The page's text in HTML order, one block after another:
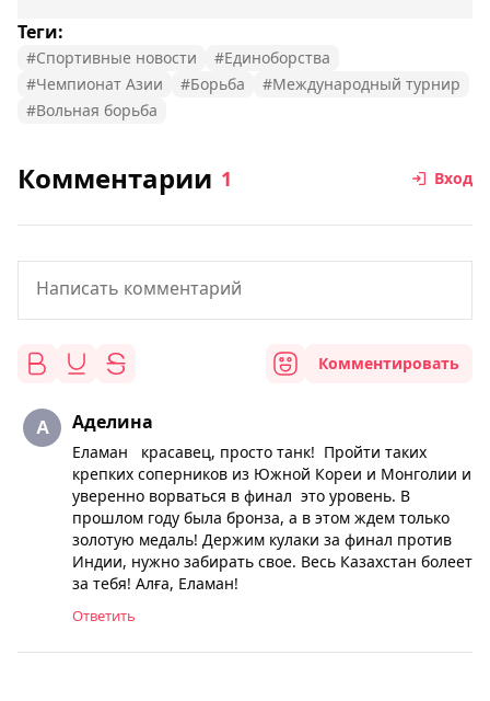
Теги:
#Спортивные новости
#Единоборства
#Чемпионат Азии
#Борьба
#Международный турнир
#Вольная борьба
Комментарии 1 Вход
Комментировать
Аделина
Еламан красавец, просто танк! Пройти таких
крепких соперников из Южной Кореи и Монголии и
уверенно ворваться в финал это уровень. В
прошлом году была бронза, а в этом ждем только
золотую медаль! Держим кулаки за финал против
Индии, нужно забирать свое. Весь Казахстан болеет
за тебя! Алға, Еламан!
Ответить